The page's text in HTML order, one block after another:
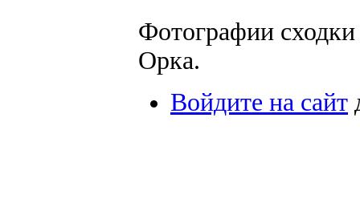
Фотографии
Орка.
Войдите на сайт